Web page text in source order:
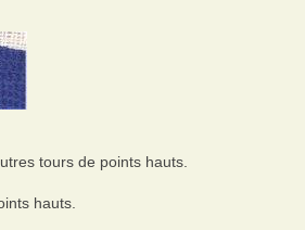
tours de points hauts.
hauts.